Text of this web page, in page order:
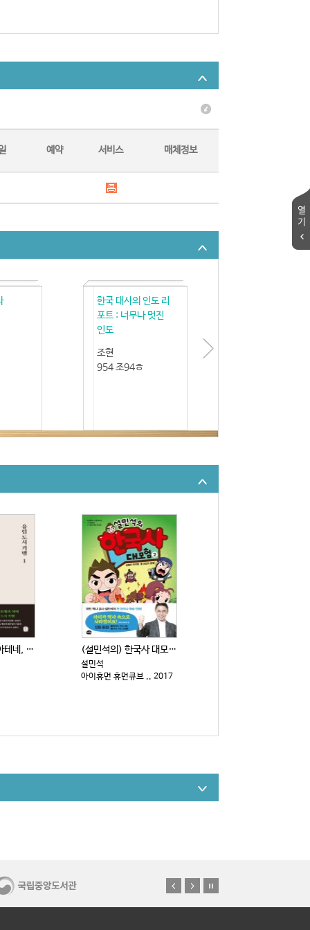
예약 서비스 매체정보
한국 대사의 인도 리
포트 : 너무나 멋진
인도
조현
954 조94ㅎ
유럽도시기행 : 아테네, 로마, 이스탄불, 파리 . 1 (설민석의) 한국사 대모험 : 설쌤의 라이벌, 황 대감...
설민석
아이휴먼 휴먼큐브 ,, 2017
열
기